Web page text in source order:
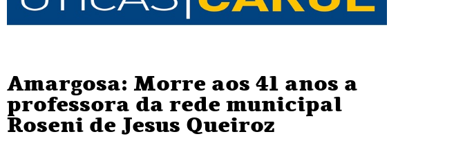
Amargosa: Morre aos 41 anos a
professora da rede municipal
Roseni de Jesus Queiroz